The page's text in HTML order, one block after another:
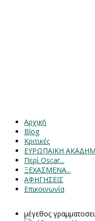
Αρχική
Blog
Κριτικές
ΕΥΡΩΠΑΙΚΗ
Περί Oscar...
ΞΕΧΑΣΜΕΝΑ...
ΑΦΗΓΗΣΕΙΣ
Επικοινωνία
μέγεθος